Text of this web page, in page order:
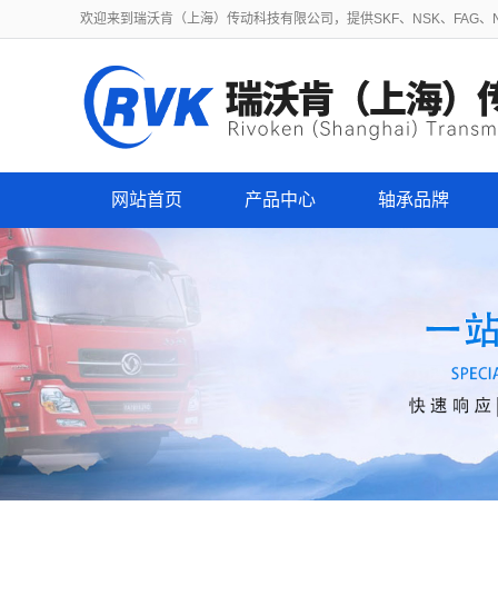
欢迎来到瑞沃肯（上海）传动科技有限公司，提供SKF、NSK、FAG
网站首页 产品中心 轴承品牌